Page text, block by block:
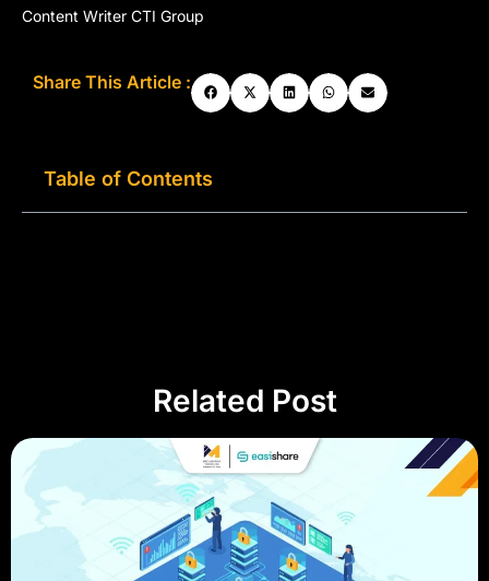
Content Writer CTI Group
Share This Article :
Table of Contents
Related Post